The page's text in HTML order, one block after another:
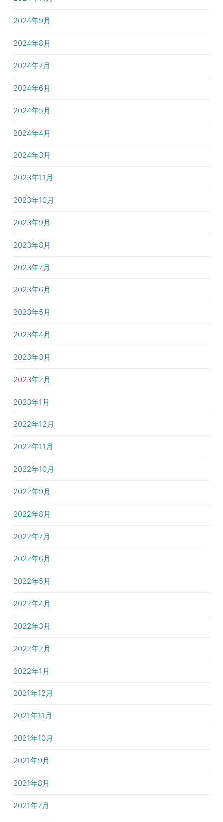
2024年9月
2024年8月
2024年7月
2024年6月
2024年5月
2024年4月
2024年3月
2023年11月
2023年10月
2023年9月
2023年8月
2023年7月
2023年6月
2023年5月
2023年4月
2023年3月
2023年2月
2023年1月
2022年12月
2022年11月
2022年10月
2022年9月
2022年8月
2022年7月
2022年6月
2022年5月
2022年4月
2022年3月
2022年2月
2022年1月
2021年12月
2021年11月
2021年10月
2021年9月
2021年8月
2021年7月